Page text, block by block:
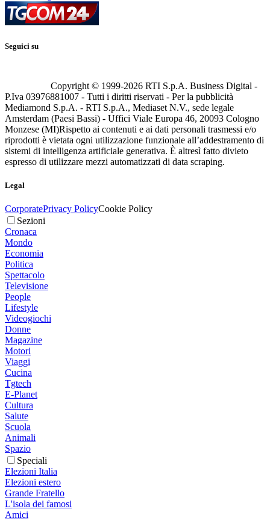
Seguici su
Copyright © 1999-2026 RTI S.p.A. Business Digital -
P.Iva 03976881007 - Tutti i diritti riservati - Per la pubblicità
Mediamond S.p.A. - RTI S.p.A., Mediaset N.V., sede legale
Amsterdam (Paesi Bassi) - Uffici Viale Europa 46, 20093 Cologno
Monzese (MI)Rispetto ai contenuti e ai dati personali trasmessi e/o
riprodotti è vietata ogni utilizzazione funzionale all’addestramento di
sistemi di intelligenza artificiale generativa. È altresì fatto divieto
espresso di utilizzare mezzi automatizzati di data scraping.
Legal
CorporatePrivacy PolicyCookie Policy
Sezioni
Cronaca
Mondo
Economia
Politica
Spettacolo
Televisione
People
Lifestyle
Videogiochi
Donne
Magazine
Motori
Viaggi
Cucina
Tgtech
E-Planet
Cultura
Salute
Scuola
Animali
Spazio
Speciali
Elezioni Italia
Elezioni estero
Grande Fratello
L'isola dei famosi
Amici